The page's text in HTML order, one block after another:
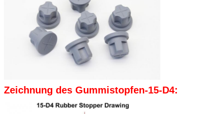
Zeichnung des Gummistopfen-15-D4: